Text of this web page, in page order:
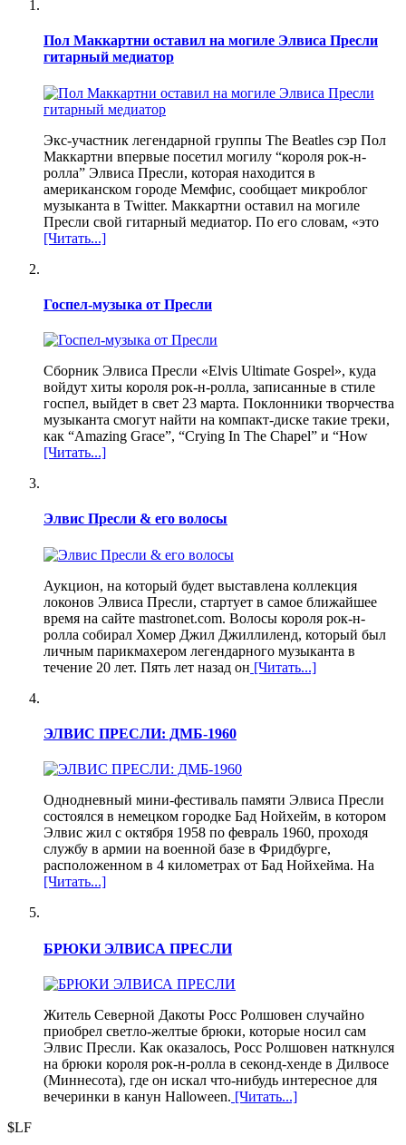
Пол Маккартни оставил на могиле Элвиса Пресли
гитарный медиатор
Экс-участник легендарной группы The Beatles сэр Пол
Маккартни впервые посетил могилу “короля рок-н-
ролла” Элвиса Пресли, которая находится в
американском городе Мемфис, сообщает микроблог
музыканта в Twitter. Маккартни оставил на могиле
Пресли свой гитарный медиатор. По его словам, «это
[Читать...]
Госпел-музыка от Пресли
Сборник Элвиса Пресли «Elvis Ultimate Gospel», куда
войдут хиты короля рок-н-ролла, записанные в стиле
госпел, выйдет в свет 23 марта. Поклонники творчества
музыканта смогут найти на компакт-диске такие треки,
как “Amazing Grace”, “Crying In The Chapel” и “How
[Читать...]
Элвис Пресли & его волосы
Аукцион, на который будет выставлена коллекция
локонов Элвиса Пресли, стартует в самое ближайшее
время на сайте mastronet.com. Волосы короля рок-н-
ролла собирал Хомер Джил Джиллиленд, который был
личным парикмахером легендарного музыканта в
течение 20 лет. Пять лет назад он [Читать...]
ЭЛВИС ПРЕСЛИ: ДМБ-1960
Однодневный мини-фестиваль памяти Элвиса Пресли
состоялся в немецком городке Бад Нойхейм, в котором
Элвис жил с октября 1958 по февраль 1960, проходя
службу в армии на военной базе в Фридбурге,
расположенном в 4 километрах от Бад Нойхейма. На
[Читать...]
БРЮКИ ЭЛВИСА ПРЕСЛИ
Житель Северной Дакоты Росс Ролшовен случайно
приобрел светло-желтые брюки, которые носил сам
Элвис Пресли. Как оказалось, Росс Ролшовен наткнулся
на брюки короля рок-н-ролла в секонд-хенде в Дилвосе
(Миннесота), где он искал что-нибудь интересное для
вечеринки в канун Halloween. [Читать...]
$LF